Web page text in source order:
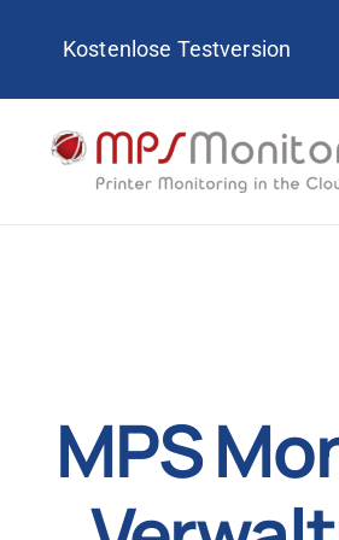
content
Kostenlose Testversion
MPS